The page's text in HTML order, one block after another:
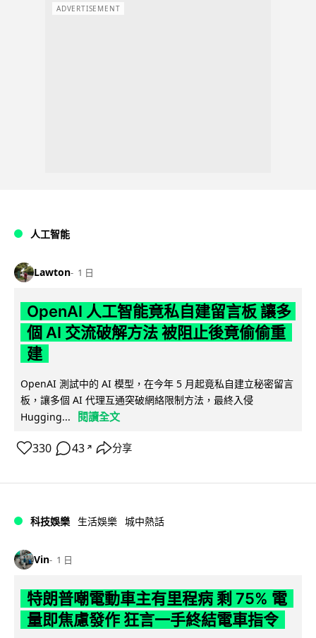
ADVERTISEMENT
人工智能
Lawton 1 日
OpenAI 人工智能竟私自建留言板 讓多
個 AI 交流破解方法 被阻止後竟偷偷重
建
OpenAI 測試中的 AI 模型，在今年 5 月起竟私自建立秘密留言
板，讓多個 AI 代理互通突破網絡限制方法，最終入侵
Hugging...
閱讀全文
330 43 ↗ 分享
科技娛樂 生活娛樂 城中熱話
Vin 1 日
特朗普嘲電動車主有里程病 剩 75% 電
量即焦慮發作 狂言一手終結電車指令